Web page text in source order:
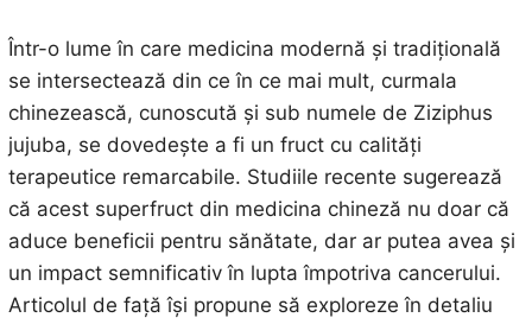
Într-o lume în care medicina modernă și tradițională
se intersectează din ce în ce mai mult, curmala
chinezească, cunoscută și sub numele de Ziziphus
jujuba, se dovedește a fi un fruct cu calități
terapeutice remarcabile. Studiile recente sugerează
că acest superfruct din medicina chineză nu doar că
aduce beneficii pentru sănătate, dar ar putea avea și
un impact semnificativ în lupta împotriva cancerului.
Articolul de față își propune să exploreze în detaliu